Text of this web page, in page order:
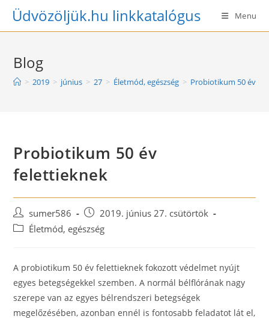
SkipÜdvözöljük.hu linkkatalógus Menu
Blog
> 2019 > június > 27 > Életmód, egészség > Probiotikum 50 év
Probiotikum 50 év
felettieknek
Post
author:
sumer586
Post
published:
2019. június 27. csütörtök
PostÉletmód, egészség
A probiotikum 50 év felettieknek fokozott védelmet nyújt
egyes betegségekkel szemben. A normál bélflórának nagy
szerepe van az egyes bélrendszeri betegségek
megelőzésében, azonban ennél is fontosabb feladatot lát el,